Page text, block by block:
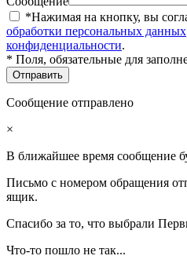
*Нажимая на кнопку, вы
обработки персональных данных
конфиденциальности.
* Поля, обязательные для
Сообщение отправлено
×
В ближайшее время сообщение
Письмо с номером обращения
ящик.
Спасибо за то, что выбрали
Что-то пошло не так...